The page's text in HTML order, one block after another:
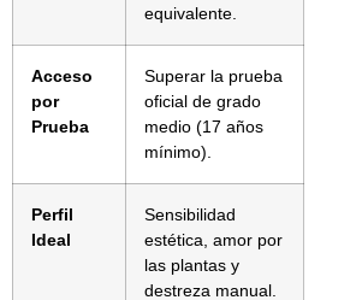
equivalente.
Acceso
por
Prueba
Superar la prueba
oficial de grado
medio (17 años
mínimo).
Perfil
Ideal
Sensibilidad
estética, amor por
las plantas y
destreza manual.